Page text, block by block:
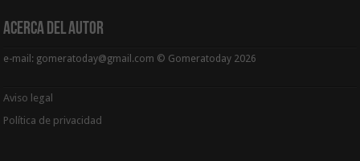
Acerca del Autor
e-mail: gomeratoday@gmail.com © Gomeratoday 2026
Aviso legal
Política de privacidad